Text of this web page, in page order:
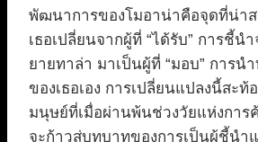
พัฒนาการของโมอาน่าคือจุดที่น่า
เธอเปลี่ยนจากผู้ที่ “ได้รับ” การชี้น
ยายทาล่า มาเป็นผู้ที่ “มอบ” การนำ
ของเธอเอง การเปลี่ยนแปลงนี้สะท้
มนุษย์ที่เมื่อผ่านพ้นช่วงวัยแห่งกา
จะก้าวสู่บทบาทของการเป็นผู้ชี้นำ